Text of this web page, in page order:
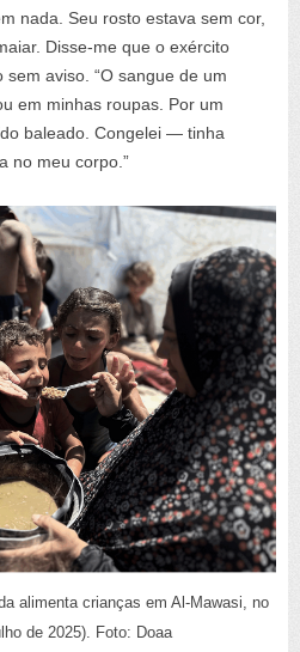
nada. Seu rosto estava sem cor,
Disse-me que o exército
aviso. “O sangue de um
em minhas roupas. Por um
baleado. Congelei — tinha
no meu corpo.”
alimenta crianças em Al-Mawasi, no
de 2025). Foto: Doaa